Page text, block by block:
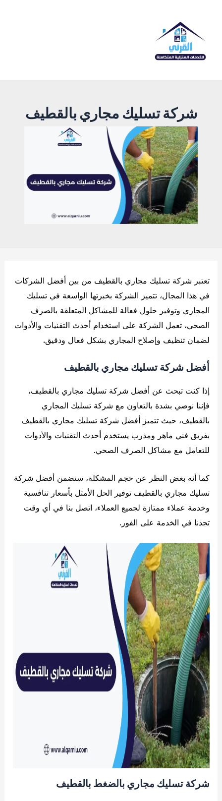
المحتوى
شركة تسليك مجاري بالقطيف
تعتبر شركة تسليك مجاري بالقطيف من بين أفضل الشركات
في هذا المجال، تتميز الشركة بخبرتها الواسعة في تسليك
المجاري وتوفير حلول فعالة للمشاكل المتعلقة بالصرف
الصحي، تعمل الشركة على استخدام أحدث التقنيات والأدوات
لضمان تنظيف وإصلاح المجاري بشكل فعال ودقيق.
أفضل شركة تسليك مجاري بالقطيف
إذا كنت تبحث عن أفضل شركة تسليك مجاري بالقطيف،
فإننا نوصي بشدة بالتعاون مع شركة تسليك المجاري
بالقطيف، حيث تتميز أفضل شركة تسليك مجاري بالقطيف
بفريق فني ماهر ومدرب يستخدم أحدث التقنيات والأدوات
للتعامل مع مشاكل الصرف الصحي.
كما أنه بغض النظر عن حجم المشكلة، ستضمن أفضل شركة
تسليك مجاري بالقطيف توفير الحل الأمثل بأسعار تنافسية
وخدمة عملاء ممتازة لجميع العملاء، اتصل بنا في أي وقت
تجدنا في الخدمة على الفور.
شركة تسليك مجاري بالضغط بالقطيف